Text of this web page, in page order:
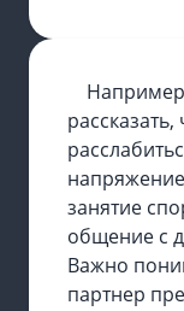
занятие
общение с
Важно
партнер